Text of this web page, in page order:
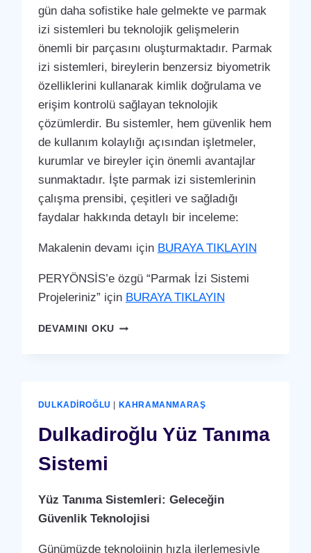
gün daha sofistike hale gelmekte ve parmak
izi sistemleri bu teknolojik gelişmelerin
önemli bir parçasını oluşturmaktadır. Parmak
izi sistemleri, bireylerin benzersiz biyometrik
özelliklerini kullanarak kimlik doğrulama ve
erişim kontrolü sağlayan teknolojik
çözümlerdir. Bu sistemler, hem güvenlik hem
de kullanım kolaylığı açısından işletmeler,
kurumlar ve bireyler için önemli avantajlar
sunmaktadır. İşte parmak izi sistemlerinin
çalışma prensibi, çeşitleri ve sağladığı
faydalar hakkında detaylı bir inceleme:
Makalenin devamı için BURAYA TIKLAYIN
PERYÖNSİS’e özgü “Parmak İzi Sistemi
Projeleriniz” için BURAYA TIKLAYIN
DEVAMINI OKUDULKADIROĞLU
DULKADIROĞLU KAHRAMANMARAŞ
Dulkadiroğlu Yüz Tanıma
Sistemi
Yüz Tanıma Sistemleri: Geleceğin
Güvenlik Teknolojisi
Günümüzde teknolojinin hızla ilerlemesiyle